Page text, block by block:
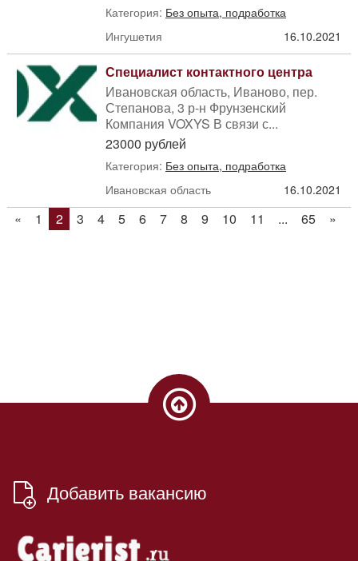
Категория: Без опыта, подработка
Ингушетия
16.10.2021
Специалист контактного центра
Ивановская область, Иваново, пер.
Степанова, 3 р-н Фрунзенский
Компания VOXYS В связи с...
23000 рублей
Категория: Без опыта, подработка
Ивановская область
16.10.2021
« 1 2 3 4 5 6 7 8 9 10 11 ... 65 »
Добавить вакансию